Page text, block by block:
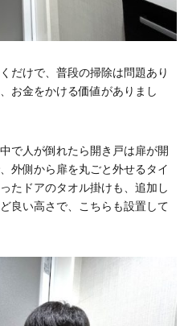
だけで、普段の掃除は問題あり
お金をかける価値がありまし
で人が倒れたら開き戸は扉が開
外側から扉を丸ごと外せるタイ
たドアのタオル掛けも、追加し
良い高さで、こちらも設置して